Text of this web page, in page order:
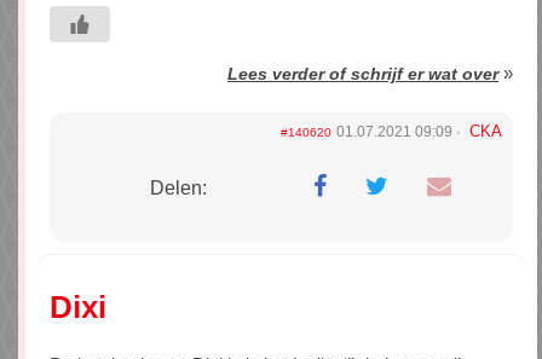
Lees verder of schrijf er wat over»
#140620 01.07.2021 09:09 CKA
Delen:
Dixi